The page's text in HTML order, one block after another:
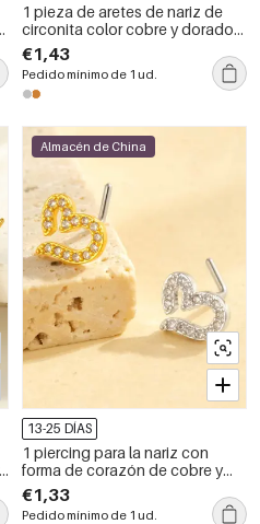
1 pieza de aretes de nariz de
circonita color cobre y dorado
con forma de corazón para
mujer
€1,43
Pedido mínimo de 1 ud.
Almacén de China
13-25 DÍAS
1 piercing para la nariz con
forma de corazón de cobre y
circonitas doradas para mujer
€1,33
Pedido mínimo de 1 ud.